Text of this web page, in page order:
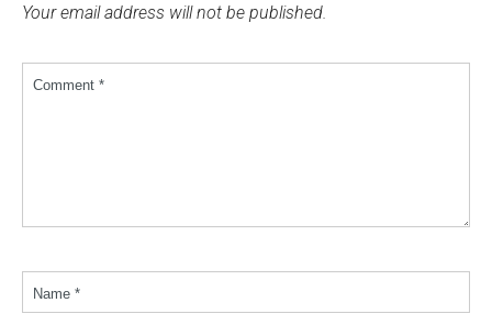
Your email address will not be published.
Comment *
Name *